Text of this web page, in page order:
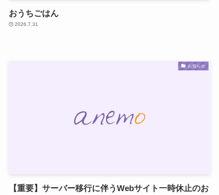
おうちごはん
2026.7.31
お知らせ
【重要】サーバー移行に伴うWebサイト一時休止のお